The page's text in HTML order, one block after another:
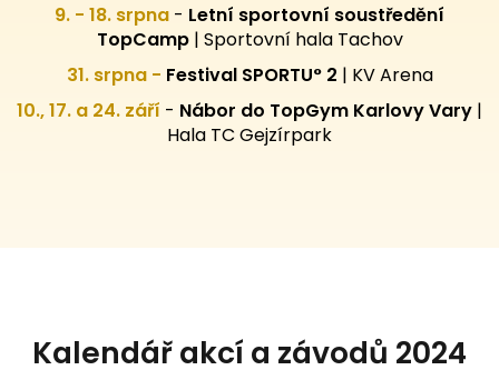
9. - 18. srpna - Letní sportovní soustředění
TopCamp| Sportovní hala Tachov
31. srpna - Festival SPORTU° 2 | KV Arena
10., 17. a 24. září - Nábor do TopGym Karlovy Vary |
Hala TC Gejzírpark
Kalendář akcí a závodů 2024